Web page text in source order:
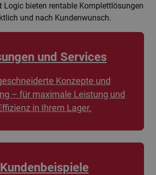
Logic bieten rentable Komplettlösungen
und nach Kundenwunsch.
und Services
Konzepte und
– für maximale Leistung und
in Ihrem Lager.
Kundenbeispiele